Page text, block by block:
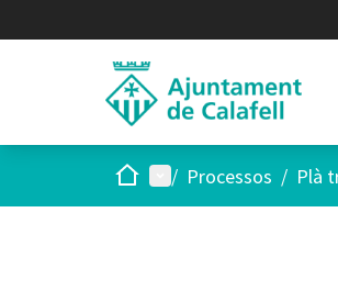
Inici Menú principal
/ Processos / Plà